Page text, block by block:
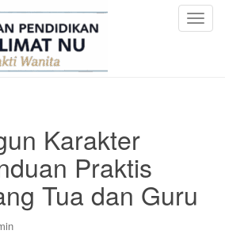
T
g
Karakter
Praktis
Tua dan Guru